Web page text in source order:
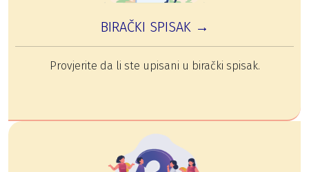
BIRAČKI SPISAK →
Provjerite da li ste upisani u birački spisak.